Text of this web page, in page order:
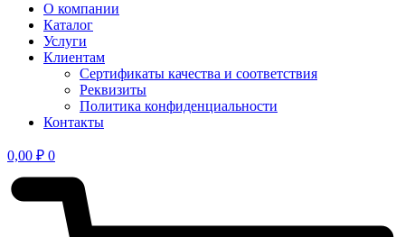
О компании
Каталог
Услуги
Клиентам
Сертификаты качества и соответствия
Реквизиты
Политика конфиден­циальности
Контакты
0,00 ₽ 0